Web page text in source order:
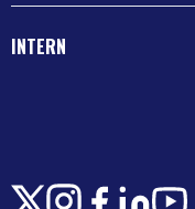
INTERN
X Instagram
Facebook
LinkedIn